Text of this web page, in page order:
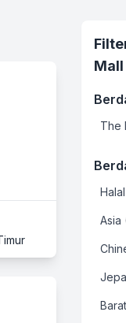
Mall
The
Asia